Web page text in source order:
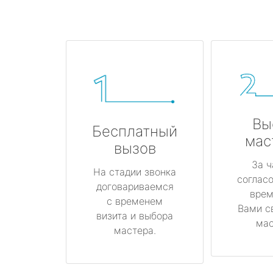
Бесплатный
вызов
На стадии звонка
договариваемся
с временем
визита и выбора
мастера.
За
Вами